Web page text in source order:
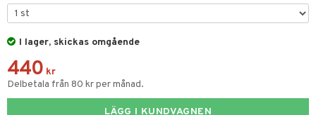
I lager, skickas omgående
440 kr
Delbetala från 80 kr per månad.
LÄGG I KUNDVAGNEN
Kastruller
Karaffer